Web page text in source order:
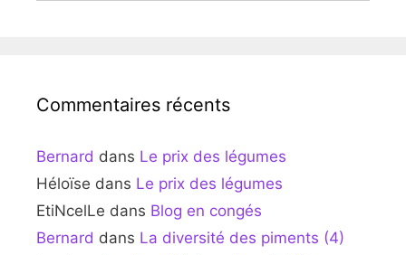
Commentaires récents
Bernard dans Le prix des légumes
Héloïse dans Le prix des légumes
EtiNcelLe dans Blog en congés
Bernard dans La diversité des piments (4)